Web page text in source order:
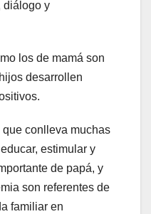
diálogo y
los de mamá son
desarrollen
conlleva muchas
estimular y
de papá, y
son referentes de
familiar en